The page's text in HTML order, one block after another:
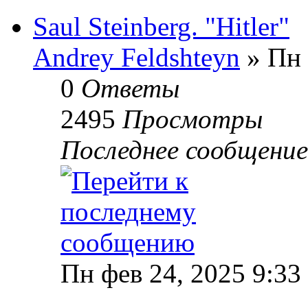
Saul Steinberg. "Hitler"
Andrey Feldshteyn » Пн
0 Ответы
2495 Просмотры
Последнее
Пн фев 24, 2025 9:33